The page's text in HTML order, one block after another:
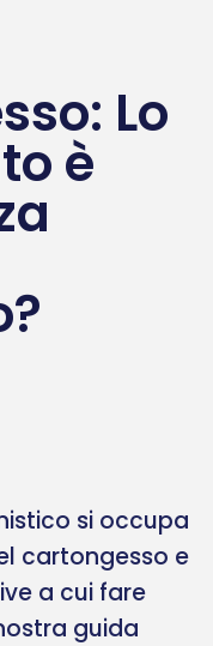
Lo
è
si occupa
cartongesso e
a cui fare
guida